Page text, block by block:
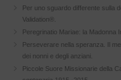
Per uno sguardo differente sulla
Validation®.
Peregrinatio Mariae: la Madonna
Perseverare nella speranza. Il
dei nonni e degli anziani.
Piccole Suore Missionarie della